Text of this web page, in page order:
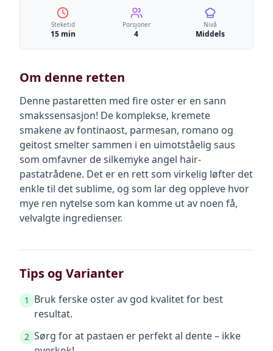
Steketid
15 min
Porsjoner
4
Nivå
Middels
Om denne retten
Denne pastaretten med fire oster er en sann
smakssensasjon! De komplekse, kremete
smakene av fontinaost, parmesan, romano og
geitost smelter sammen i en uimotståelig saus
som omfavner de silkemyke angel hair-
pastatrådene. Det er en rett som virkelig løfter det
enkle til det sublime, og som lar deg oppleve hvor
mye ren nytelse som kan komme ut av noen få,
velvalgte ingredienser.
Tips og Varianter
1
Bruk ferske oster av god kvalitet for best
resultat.
2 Sørg for at pastaen er perfekt al dente – ikke